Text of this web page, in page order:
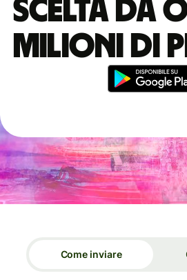
scelta da
milioni di
Come inviare